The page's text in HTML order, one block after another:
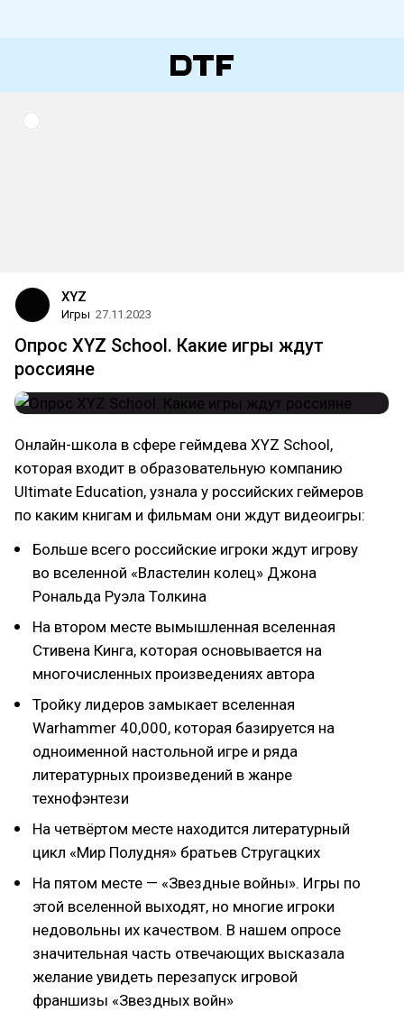
XYZ
Игры 27.11.2023
Опрос XYZ School. Какие игры ждут
россияне
Онлайн-школа в сфере геймдева XYZ School,
которая входит в образовательную компанию
Ultimate Education, узнала у российских геймеров
по каким книгам и фильмам они ждут видеоигры:
Больше всего российские игроки ждут игрову
во вселенной «Властелин колец» Джона
Рональда Руэла Толкина
На втором месте вымышленная вселенная
Стивена Кинга, которая основывается на
многочисленных произведениях автора
Тройку лидеров замыкает вселенная
Warhammer 40,000, которая базируется на
одноименной настольной игре и ряда
литературных произведений в жанре
технофэнтези
На четвёртом месте находится литературный
цикл «Мир Полудня» братьев Стругацких
На пятом месте — «Звездные войны». Игры по
этой вселенной выходят, но многие игроки
недовольны их качеством. В нашем опросе
значительная часть отвечающих высказала
желание увидеть перезапуск игровой
франшизы «Звездных войн»